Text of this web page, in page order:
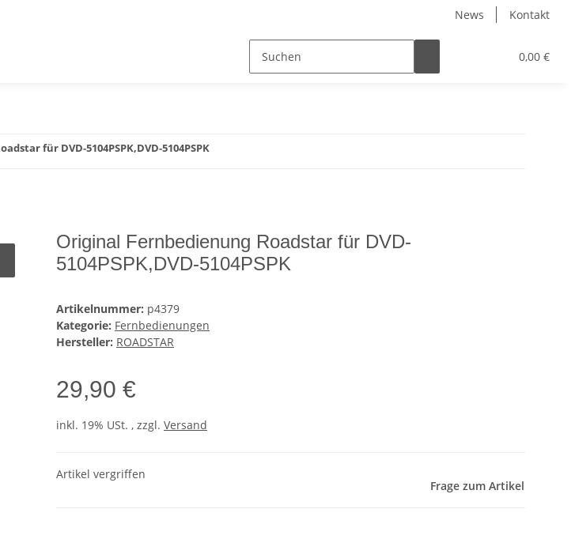
News Kontakt
0,00 €
für DVD-5104PSPK,DVD-5104PSPK
Original Fernbedienung Roadstar für DVD-
5104PSPK,DVD-5104PSPK
Artikelnummer: p4379
Kategorie: Fernbedienungen
Hersteller: ROADSTAR
29,90 €
inkl. 19% USt. , zzgl. Versand
Artikel vergriffen
Frage zum Artikel